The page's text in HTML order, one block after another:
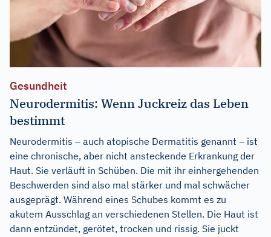
Gesundheit
Neurodermitis: Wenn Juckreiz das Leben
bestimmt
Neurodermitis – auch atopische Dermatitis genannt – ist
eine chronische, aber nicht ansteckende Erkrankung der
Haut. Sie verläuft in Schüben. Die mit ihr einhergehenden
Beschwerden sind also mal stärker und mal schwächer
ausgeprägt. Während eines Schubes kommt es zu
akutem Ausschlag an verschiedenen Stellen. Die Haut ist
dann entzündet, gerötet, trocken und rissig. Sie juckt